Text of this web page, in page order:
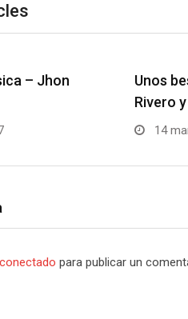
– Jhon
Unos
Rivero
14
conectado para publicar un